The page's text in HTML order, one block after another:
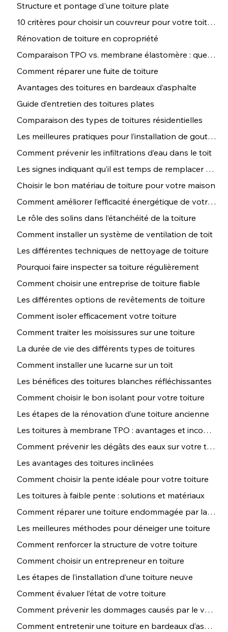
Structure et pontage d'une toiture plate
10 critères pour choisir un couvreur pour votre toiture
Rénovation de toiture en copropriété
Comparaison TPO vs. membrane élastomère : que choisir ?
Comment réparer une fuite de toiture
Avantages des toitures en bardeaux d’asphalte
Guide d’entretien des toitures plates
Comparaison des types de toitures résidentielles
Les meilleures pratiques pour l’installation de gouttières
Comment prévenir les infiltrations d’eau dans le toit
Les signes indiquant qu’il est temps de remplacer votre toiture
Choisir le bon matériau de toiture pour votre maison
Comment améliorer l’efficacité énergétique de votre toiture
Le rôle des solins dans l’étanchéité de la toiture
Comment installer un système de ventilation de toit
Les différentes techniques de nettoyage de toiture
Pourquoi faire inspecter sa toiture régulièrement
Comment choisir une entreprise de toiture fiable
Les différentes options de revêtements de toiture
Comment isoler efficacement votre toiture
Comment traiter les moisissures sur une toiture
La durée de vie des différents types de toitures
Comment installer une lucarne sur un toit
Les bénéfices des toitures blanches réfléchissantes
Comment choisir le bon isolant pour votre toiture
Les étapes de la rénovation d’une toiture ancienne
Les toitures à membrane TPO : avantages et inconvénients
Comment prévenir les dégâts des eaux sur votre toiture
Les avantages des toitures inclinées
Comment choisir la pente idéale pour votre toiture
Les toitures à faible pente : solutions et matériaux
Comment réparer une toiture endommagée par la grêle
Les meilleures méthodes pour déneiger une toiture
Comment renforcer la structure de votre toiture
Comment choisir un entrepreneur en toiture
Les étapes de l’installation d’une toiture neuve
Comment évaluer l’état de votre toiture
Comment prévenir les dommages causés par le vent sur votre toit
Comment entretenir une toiture en bardeaux d’asphalte